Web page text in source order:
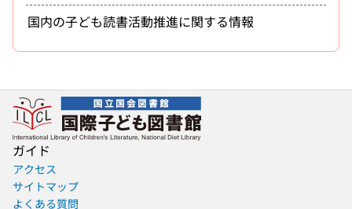
国内の子ども読書活動推進に関する情報
ガイド
アクセス
サイトマップ
よくある質問